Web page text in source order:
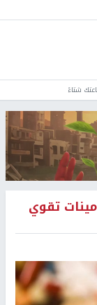
شتاءً
تقوي